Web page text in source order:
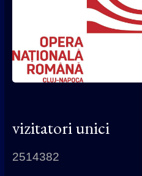
vizitatori unici
2514382